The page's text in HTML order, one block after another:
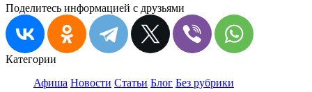
Поделитесь информацией с друзьями
Категории
Афиша Новости Статьи Блог Без рубрики